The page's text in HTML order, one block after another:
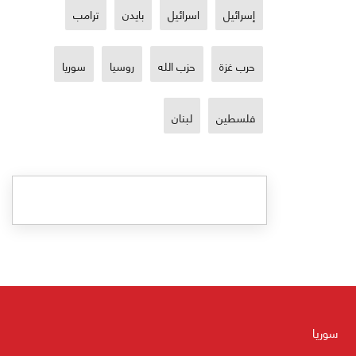
إسرائيل اسرائيل بايدن ترامب
حرب غزة حزب الله روسيا سوريا
فلسطين لبنان
سوريا